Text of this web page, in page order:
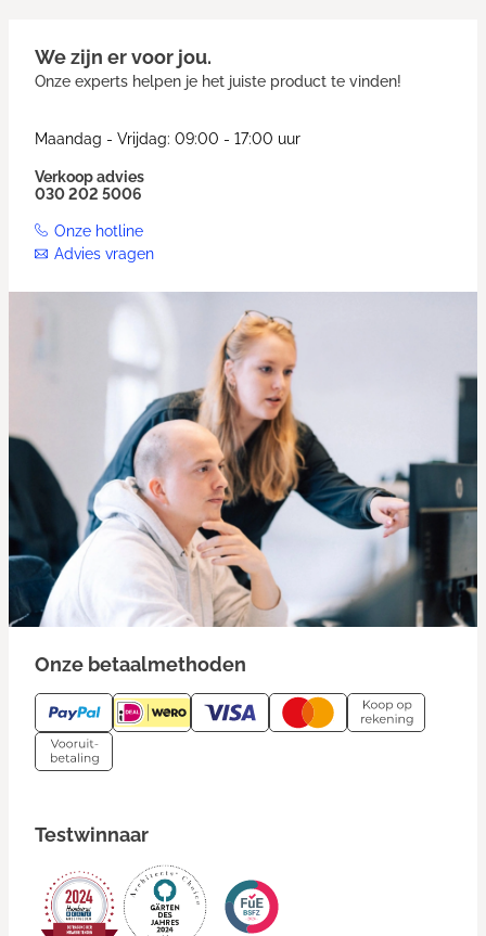
We zijn er voor jou.
Onze experts helpen je het juiste product te vinden!
Maandag - Vrijdag: 09:00 - 17:00 uur
Verkoop advies
030 202 5006
Onze hotline
Advies vragen
Onze betaalmethoden
Testwinnaar